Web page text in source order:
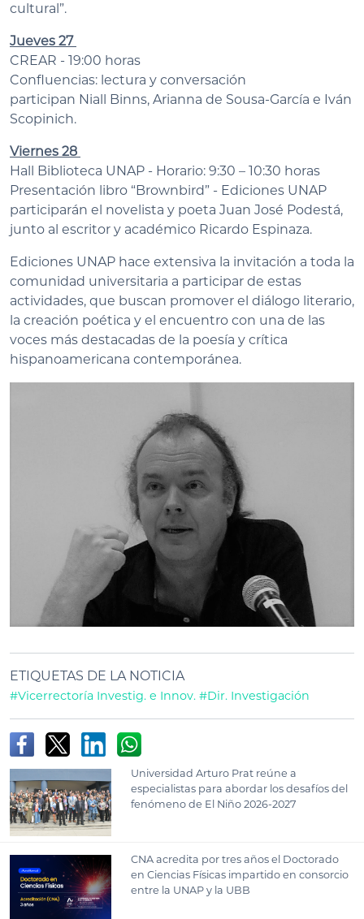
cultural”.
Jueves 27
CREAR - 19:00 horas
Confluencias: lectura y conversación
participan Niall Binns, Arianna de Sousa-García e Iván
Scopinich.
Viernes 28
Hall Biblioteca UNAP - Horario: 9:30 – 10:30 horas
Presentación libro “Brownbird” - Ediciones UNAP
participarán el novelista y poeta Juan José Podestá,
junto al escritor y académico Ricardo Espinaza.
Ediciones UNAP hace extensiva la invitación a toda la
comunidad universitaria a participar de estas
actividades, que buscan promover el diálogo literario,
la creación poética y el encuentro con una de las
voces más destacadas de la poesía y crítica
hispanoamericana contemporánea.
ETIQUETAS DE LA NOTICIA
#Vicerrectoría Investig. e Innov. #Dir. Investigación
Universidad Arturo Prat reúne a
especialistas para abordar los desafíos del
fenómeno de El Niño 2026-2027
CNA acredita por tres años el Doctorado
en Ciencias Físicas impartido en consorcio
entre la UNAP y la UBB